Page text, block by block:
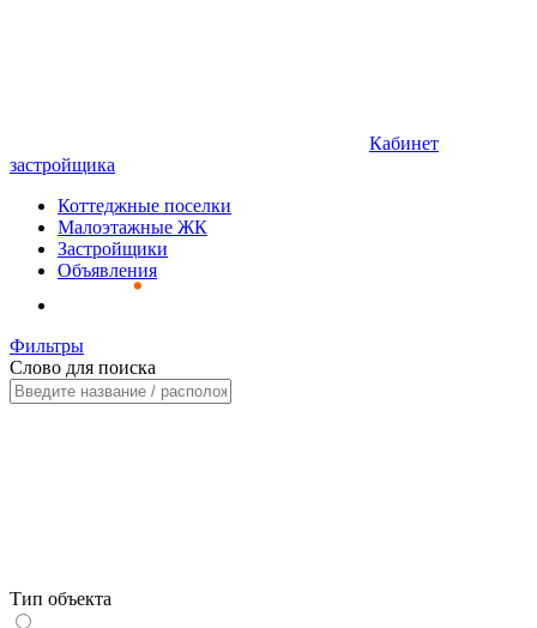
Кабинет
застройщика
Коттеджные поселки
Малоэтажные ЖК
Застройщики
Объявления
Фильтры
Слово для поиска
Тип объекта